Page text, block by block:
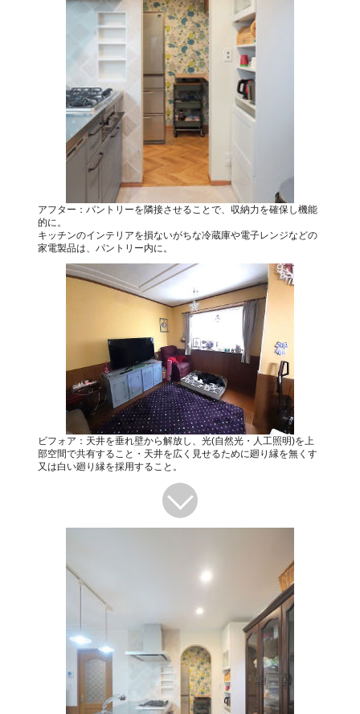
アフター：パントリーを隣接させることで、収納力を確保し機能
的に。
キッチンのインテリアを損ないがちな冷蔵庫や電子レンジなどの
家電製品は、パントリー内に。
ビフォア：天井を垂れ壁から解放し、光(自然光・人工照明)を上
部空間で共有すること・天井を広く見せるために廻り縁を無くす
又は白い廻り縁を採用すること。